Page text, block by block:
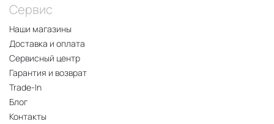
Сервис
Наши магазины
Доставка и оплата
Сервисный центр
Гарантия и возврат
Trade-In
Блог
Контакты